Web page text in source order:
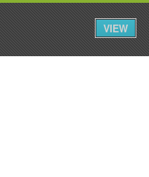
Assine Iniciar Sessão
VIEW